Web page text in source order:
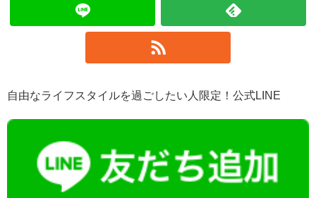
自由なライフスタイルを過ごしたい人限定！公式LINE